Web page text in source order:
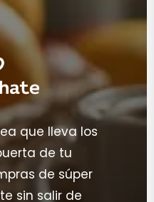
que lleva los
de tu
de súper
sin salir de